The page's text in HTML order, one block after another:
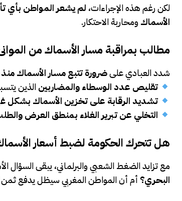
لكن رغم هذه الإجراءات، لم يشعر المواطن بأي
الأسماكومحاربة الاحتكار.
مطالب بمراقبة مسار الأسماك من
شدد العبادي علىضرورة تتبع مسار الأسماك منذ
تقليص عدد الوسطاء والمضاربينالذين
تشديد الرقابة على تخزين الأسماك بشكل
التخلي عن تبرير الغلاء بمنطق العرض
هل تتحرك الحكومة لضبط أسعار
مع تزايد الضغط الشعبي والبرلماني، يبقى السؤال
البحري؟ أم أن المواطن المغربي سيظل يدفع ثمن